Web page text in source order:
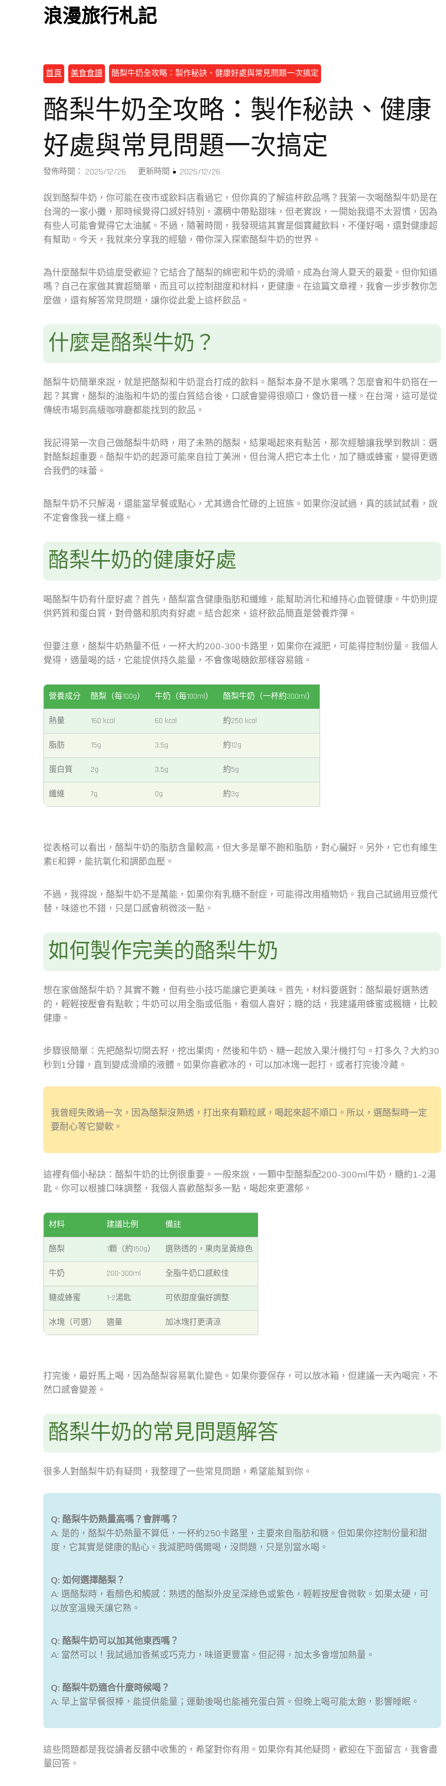
浪漫旅行札記
首頁 美食食譜 酪梨牛奶全攻略：製作秘訣、健康好處與常見問題一次搞定
酪梨牛奶全攻略：製作秘訣、健康
好處與常見問題一次搞定
發佈時間： 2025/12/26 更新時間： 2025/12/26
說到酪梨牛奶，你可能在夜市或飲料店看過它，但你真的了解這杯飲品嗎？我第一次喝酪梨牛奶是在
台灣的一家小攤，那時候覺得口感好特別，濃稠中帶點甜味，但老實說，一開始我還不太習慣，因為
有些人可能會覺得它太油膩。不過，隨著時間，我發現這其實是個寶藏飲料，不僅好喝，還對健康超
有幫助。今天，我就來分享我的經驗，帶你深入探索酪梨牛奶的世界。
為什麼酪梨牛奶這麼受歡迎？它結合了酪梨的綿密和牛奶的滑順，成為台灣人夏天的最愛。但你知道
嗎？自己在家做其實超簡單，而且可以控制甜度和材料，更健康。在這篇文章裡，我會一步步教你怎
麼做，還有解答常見問題，讓你從此愛上這杯飲品。
什麼是酪梨牛奶？
酪梨牛奶簡單來說，就是把酪梨和牛奶混合打成的飲料。酪梨本身不是水果嗎？怎麼會和牛奶搭在一
起？其實，酪梨的油脂和牛奶的蛋白質結合後，口感會變得很順口，像奶昔一樣。在台灣，這可是從
傳統市場到高級咖啡廳都能找到的飲品。
我記得第一次自己做酪梨牛奶時，用了未熟的酪梨，結果喝起來有點苦，那次經驗讓我學到教訓：選
對酪梨超重要。酪梨牛奶的起源可能來自拉丁美洲，但台灣人把它本土化，加了糖或蜂蜜，變得更適
合我們的味蕾。
酪梨牛奶不只解渴，還能當早餐或點心，尤其適合忙碌的上班族。如果你沒試過，真的該試試看，說
不定會像我一樣上癮。
酪梨牛奶的健康好處
喝酪梨牛奶有什麼好處？首先，酪梨富含健康脂肪和纖維，能幫助消化和維持心血管健康。牛奶則提
供鈣質和蛋白質，對骨骼和肌肉有好處。結合起來，這杯飲品簡直是營養炸彈。
但要注意，酪梨牛奶熱量不低，一杯大約200-300卡路里，如果你在減肥，可能得控制份量。我個人
覺得，適量喝的話，它能提供持久能量，不會像喝糖飲那樣容易餓。
營養成分 酪梨（每100g） 牛奶（每100ml） 酪梨牛奶（一杯約300ml）
熱量 160 kcal 60 kcal 約250 kcal
脂肪 15g 3.5g 約12g
蛋白質 2g 3.5g 約5g
纖維 7g 0g 約3g
從表格可以看出，酪梨牛奶的脂肪含量較高，但大多是單不飽和脂肪，對心臟好。另外，它也有維生
素E和鉀，能抗氧化和調節血壓。
不過，我得說，酪梨牛奶不是萬能，如果你有乳糖不耐症，可能得改用植物奶。我自己試過用豆漿代
替，味道也不錯，只是口感會稍微淡一點。
如何製作完美的酪梨牛奶
想在家做酪梨牛奶？其實不難，但有些小技巧能讓它更美味。首先，材料要選對：酪梨最好選熟透
的，輕輕按壓會有點軟；牛奶可以用全脂或低脂，看個人喜好；糖的話，我建議用蜂蜜或楓糖，比較
健康。
步驟很簡單：先把酪梨切開去籽，挖出果肉，然後和牛奶、糖一起放入果汁機打勻。打多久？大約30
秒到1分鐘，直到變成滑順的液體。如果你喜歡冰的，可以加冰塊一起打，或者打完後冷藏。
我曾經失敗過一次，因為酪梨沒熟透，打出來有顆粒感，喝起來超不順口。所以，選酪梨時一定
要耐心等它變軟。
這裡有個小秘訣：酪梨牛奶的比例很重要。一般來說，一顆中型酪梨配200-300ml牛奶，糖約1-2湯
匙。你可以根據口味調整，我個人喜歡酪梨多一點，喝起來更濃郁。
材料 建議比例 備註
酪梨 1顆（約150g） 選熟透的，果肉呈黃綠色
牛奶 200-300ml 全脂牛奶口感較佳
糖或蜂蜜 1-2湯匙 可依甜度偏好調整
冰塊（可選） 適量 加冰塊打更清涼
打完後，最好馬上喝，因為酪梨容易氧化變色。如果你要保存，可以放冰箱，但建議一天內喝完，不
然口感會變差。
酪梨牛奶的常見問題解答
很多人對酪梨牛奶有疑問，我整理了一些常見問題，希望能幫到你。
Q: 酪梨牛奶熱量高嗎？會胖嗎？
A: 是的，酪梨牛奶熱量不算低，一杯約250卡路里，主要來自脂肪和糖。但如果你控制份量和甜
度，它其實是健康的點心。我減肥時偶爾喝，沒問題，只是別當水喝。
Q: 如何選擇酪梨？
A: 選酪梨時，看顏色和觸感：熟透的酪梨外皮呈深綠色或紫色，輕輕按壓會微軟。如果太硬，可
以放室溫幾天讓它熟。
Q: 酪梨牛奶可以加其他東西嗎？
A: 當然可以！我試過加香蕉或巧克力，味道更豐富。但記得，加太多會增加熱量。
Q: 酪梨牛奶適合什麼時候喝？
A: 早上當早餐很棒，能提供能量；運動後喝也能補充蛋白質。但晚上喝可能太飽，影響睡眠。
這些問題都是我從讀者反饋中收集的，希望對你有用。如果你有其他疑問，歡迎在下面留言，我會盡
量回答。